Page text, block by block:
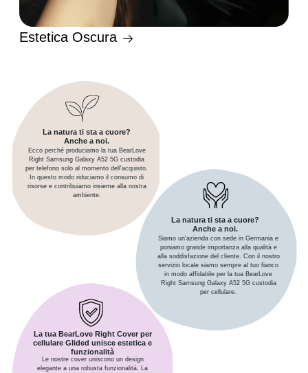
Estetica Oscura
La natura ti sta a cuore?
Anche a noi.
Ecco perché produciamo la tua BearLove
Right Samsung Galaxy A52 5G custodia
per telefono solo al momento dell'acquisto.
In questo modo riduciamo il consumo di
risorse e contribuiamo insieme alla nostra
ambiente.
La natura ti sta a cuore?
Anche a noi.
Siamo un'azienda con sede in Germania e
poniamo grande importanza alla qualità e
alla soddisfazione del cliente. Con il nostro
servizio locale siamo sempre al tuo fianco
in modo affidabile per la tua BearLove
Right Samsung Galaxy A52 5G custodia
per cellulare.
La tua BearLove Right Cover per
cellulare Glided unisce estetica e
funzionalità
Le nostre cover uniscono un design
elegante a una robusta funzionalità. La